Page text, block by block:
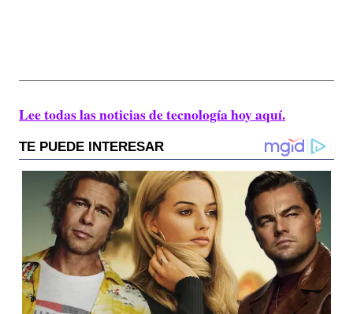
Lee todas las noticias de tecnología hoy aquí.